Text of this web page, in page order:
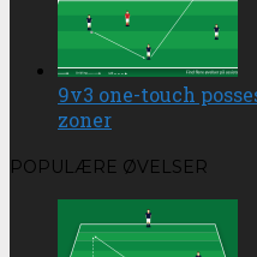
9v3 one-touch
zoner
POPULÆRE ØVELSER